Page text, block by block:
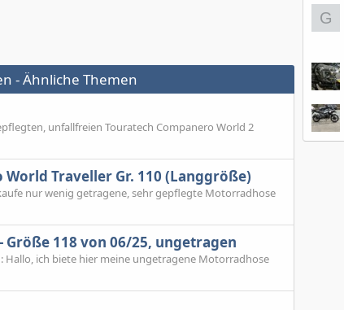
- Ähnliche Themen
unfallfreien Touratech Companero World 2
Traveller Gr. 110 (Langgröße)
nur wenig getragene, sehr gepflegte Motorradhose
118 von 06/25, ungetragen
Hallo, ich biete hier meine ungetragene Motorradhose
G